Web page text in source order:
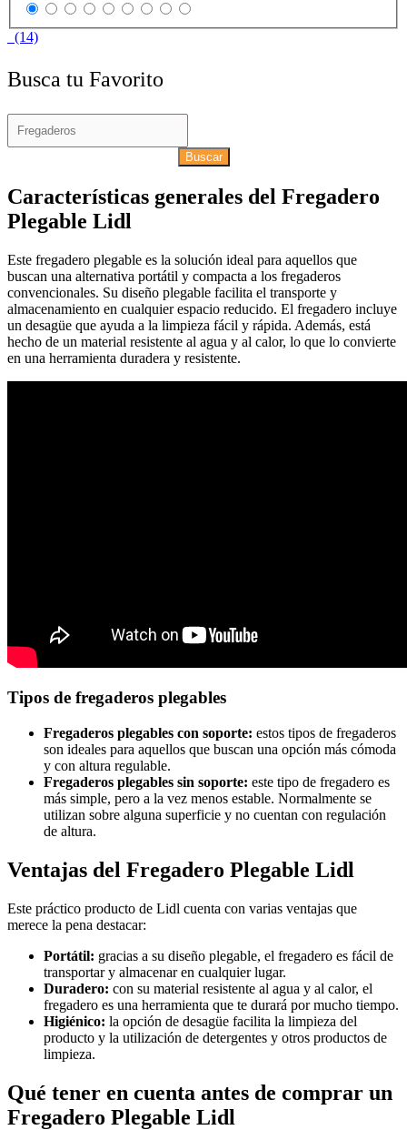
(14)
Busca tu Favorito
Buscar
Características generales del Fregadero
Plegable Lidl
Este fregadero plegable es la solución ideal para aquellos que
buscan una alternativa portátil y compacta a los fregaderos
convencionales. Su diseño plegable facilita el transporte y
almacenamiento en cualquier espacio reducido. El fregadero incluye
un desagüe que ayuda a la limpieza fácil y rápida. Además, está
hecho de un material resistente al agua y al calor, lo que lo convierte
en una herramienta duradera y resistente.
Tipos de fregaderos plegables
Fregaderos plegables con soporte: estos tipos de fregaderos
son ideales para aquellos que buscan una opción más cómoda
y con altura regulable.
Fregaderos plegables sin soporte: este tipo de fregadero es
más simple, pero a la vez menos estable. Normalmente se
utilizan sobre alguna superficie y no cuentan con regulación
de altura.
Ventajas del Fregadero Plegable Lidl
Este práctico producto de Lidl cuenta con varias ventajas que
merece la pena destacar:
Portátil: gracias a su diseño plegable, el fregadero es fácil de
transportar y almacenar en cualquier lugar.
Duradero: con su material resistente al agua y al calor, el
fregadero es una herramienta que te durará por mucho tiempo.
Higiénico: la opción de desagüe facilita la limpieza del
producto y la utilización de detergentes y otros productos de
limpieza.
Qué tener en cuenta antes de comprar un
Fregadero Plegable Lidl